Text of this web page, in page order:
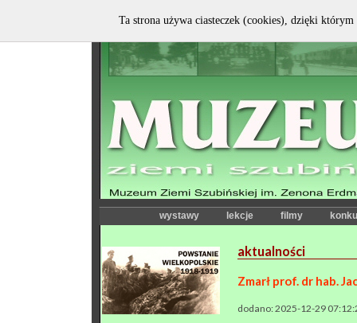
wystawy lekcje filmy
aktualności
Zmarł prof. dr hab.
dodano: 2025-12-29
Ta strona używa ciasteczek (cookies), dzięki